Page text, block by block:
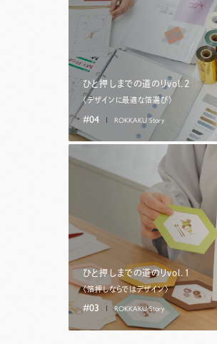
ひと押しまでの道のりvol.2
〈デザインに最適な箔選び〉
#04 ROKKAKU Story
ひと押しまでの道のりvol.1
〈箔押しならではデザイン〉
#03 ROKKAKU Story